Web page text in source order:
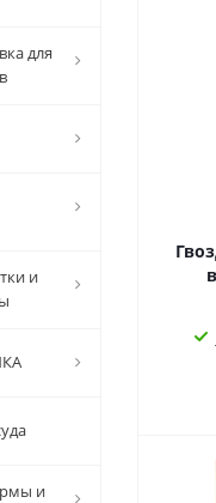
для
и
и